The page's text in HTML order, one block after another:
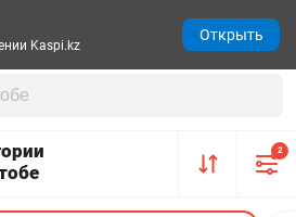
2
Kaspi.kz
Открыть